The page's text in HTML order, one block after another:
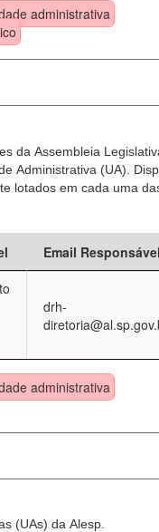
administrativa
da Assembleia
Administrativa (UA).
lotados em cada uma
Email
drh-
administrativa
(UAs) da Alesp.